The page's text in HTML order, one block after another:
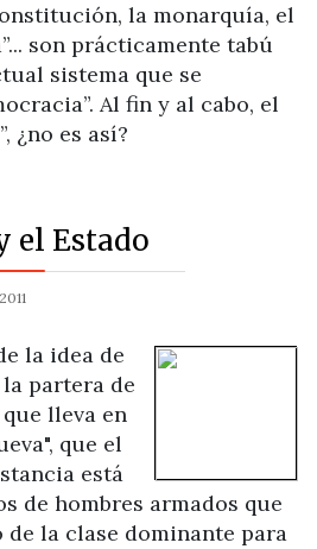
la monarquía, el
son prácticamente tabú
sistema que se
Al fin y al cabo, el
¿no es así?
el Estado
la idea de
partera de
lleva en
que el
está
de hombres armados que
la clase dominante para